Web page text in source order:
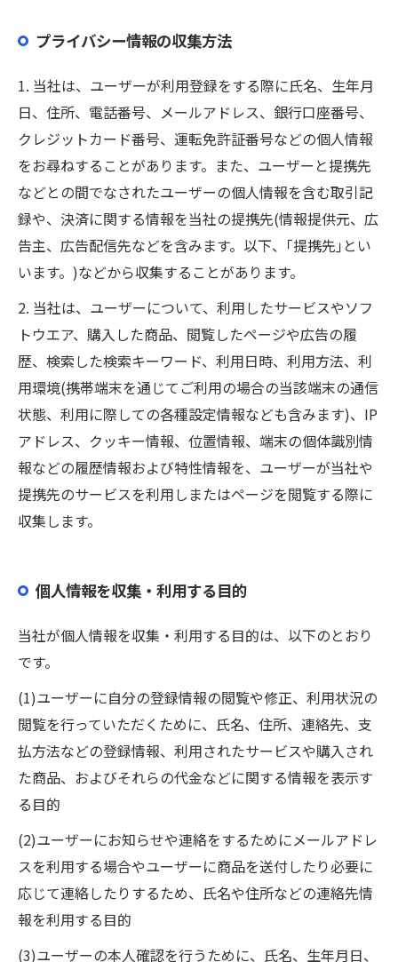
プライバシー情報の収集方法
1. 当社は、ユーザーが利用登録をする際に氏名、生年月
日、住所、電話番号、メールアドレス、銀行口座番号、
クレジットカード番号、運転免許証番号などの個人情報
をお尋ねすることがあります。また、ユーザーと提携先
などとの間でなされたユーザーの個人情報を含む取引記
録や、決済に関する情報を当社の提携先(情報提供元、広
告主、広告配信先などを含みます。以下、｢提携先｣とい
います。)などから収集することがあります。
2. 当社は、ユーザーについて、利用したサービスやソフ
トウエア、購入した商品、閲覧したページや広告の履
歴、検索した検索キーワード、利用日時、利用方法、利
用環境(携帯端末を通じてご利用の場合の当該端末の通信
状態、利用に際しての各種設定情報なども含みます)、IP
アドレス、クッキー情報、位置情報、端末の個体識別情
報などの履歴情報および特性情報を、ユーザーが当社や
提携先のサービスを利用しまたはページを閲覧する際に
収集します。
個人情報を収集・利用する目的
当社が個人情報を収集・利用する目的は、以下のとおり
です。
(1)ユーザーに自分の登録情報の閲覧や修正、利用状況の
閲覧を行っていただくために、氏名、住所、連絡先、支
払方法などの登録情報、利用されたサービスや購入され
た商品、およびそれらの代金などに関する情報を表示す
る目的
(2)ユーザーにお知らせや連絡をするためにメールアドレ
スを利用する場合やユーザーに商品を送付したり必要に
応じて連絡したりするため、氏名や住所などの連絡先情
報を利用する目的
(3)ユーザーの本人確認を行うために、氏名、生年月日、